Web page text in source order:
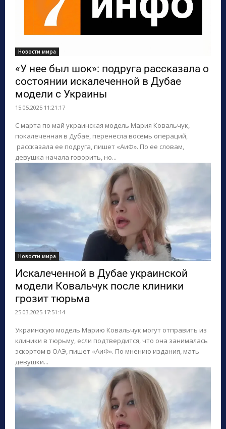
Новости мира
«У нее был шок»: подруга рассказала о
состоянии искалеченной в Дубае
модели с Украины
15.05.2025 11:21:17
С марта по май украинская модель Мария Ковальчук,
покалеченная в Дубае, перенесла восемь операций,
рассказала ее подруга, пишет «АиФ». По ее словам,
девушка начала говорить, но...
Новости мира
Искалеченной в Дубае украинской
модели Ковальчук после клиники
грозит тюрьма
25.03.2025 17:51:14
Украинскую модель Марию Ковальчук могут отправить из
клиники в тюрьму, если подтвердится, что она занималась
эскортом в ОАЭ, пишет «АиФ». По мнению издания, мать
девушки...